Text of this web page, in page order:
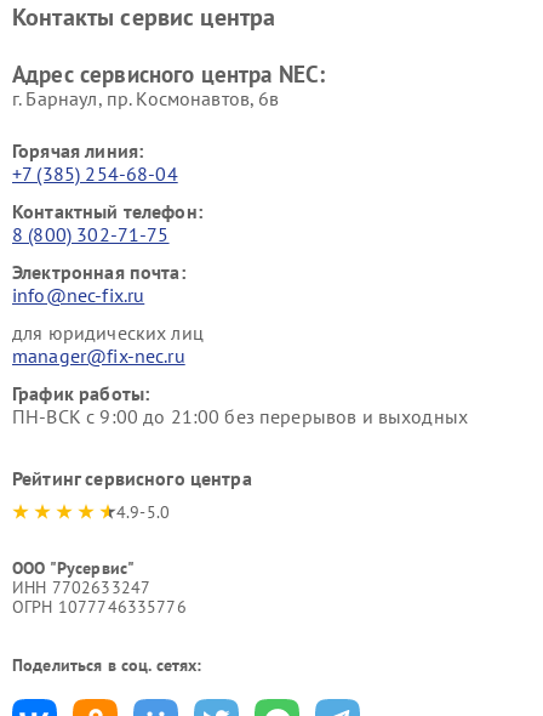
Контакты сервис центра
Адрес сервисного центра NEC:
г. Барнаул, ​пр. Космонавтов, 6в
Горячая линия:
+7 (385) 254-68-04
Контактный телефон:
8 (800) 302-71-75
Электронная почта:
info@nec-fix.ru
для юридических лиц
manager@fix-nec.ru
График работы:
ПН-ВСК с 9:00 до 21:00 без перерывов и выходных
Рейтинг сервисного центра
4.9-5.0
ООО "Русервис"
ИНН 7702633247
ОГРН 1077746335776
Поделиться в соц. сетях: